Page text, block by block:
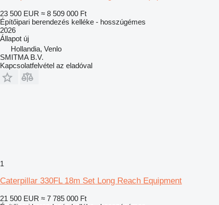
23 500 EUR ≈ 8 509 000 Ft
Építőipari berendezés kelléke - hosszúgémes
2026
Állapot új
Hollandia, Venlo
SMITMA B.V.
Kapcsolatfelvétel az eladóval
1
Caterpillar 330FL 18m Set Long Reach Equipment
21 500 EUR ≈ 7 785 000 Ft